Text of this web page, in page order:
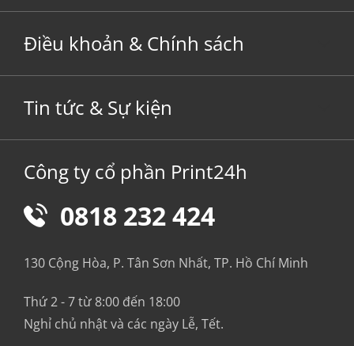
Điều khoản & Chính sách
Tin tức & Sự kiện
Công ty cổ phần Print24h
0818 232 424
130 Cộng Hòa, P. Tân Sơn Nhất, TP. Hồ Chí Minh
Thứ 2 - 7 từ 8:00 đến 18:00
Nghỉ chủ nhật và các ngày Lễ, Tết.